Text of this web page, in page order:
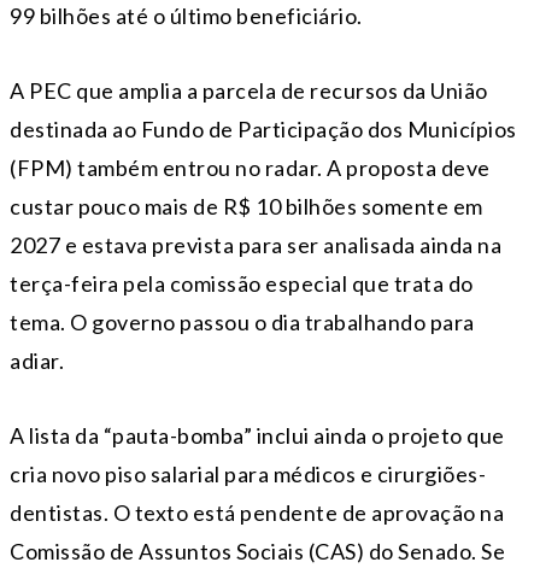
99 bilhões até o último beneficiário.
A PEC que amplia a parcela de recursos da União
destinada ao Fundo de Participação dos Municípios
(FPM) também entrou no radar. A proposta deve
custar pouco mais de R$ 10 bilhões somente em
2027 e estava prevista para ser analisada ainda na
terça-feira pela comissão especial que trata do
tema. O governo passou o dia trabalhando para
adiar.
A lista da “pauta-bomba” inclui ainda o projeto que
cria novo piso salarial para médicos e cirurgiões-
dentistas. O texto está pendente de aprovação na
Comissão de Assuntos Sociais (CAS) do Senado. Se